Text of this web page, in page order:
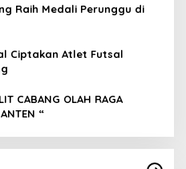
Raih Medali Perunggu di
Ciptakan Atlet Futsal
CABANG OLAH RAGA
“